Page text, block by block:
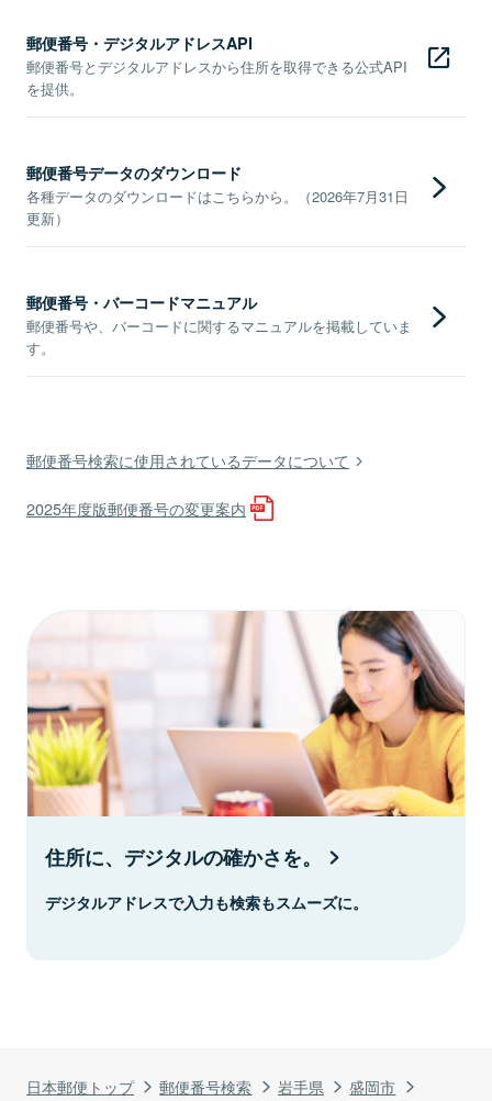
日本郵便トップ 郵便番号検索 岩手県
盛岡市
郵便番号・デジタルアドレスAPI
郵便番号とデジタルアドレスから住所を取得できる公式API
を提供。
郵便番号データのダウンロード
各種データのダウンロードはこちらから。（2026年7月31日
更新）
郵便番号・バーコードマニュアル
郵便番号や、バーコードに関するマニュアルを掲載していま
す。
郵便番号検索に使用されているデータについて
2025年度版郵便番号の変更案内
住所に、デジタルの確かさを。
デジタルアドレスで入力も検索もスムーズに。